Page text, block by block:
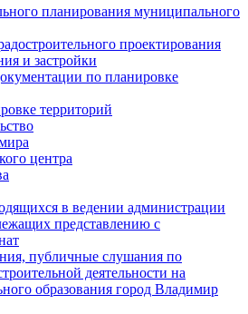
планирования муниципального
проектирования
и застройки
по планировке
территорий
центра
в ведении администрации
представлению с
публичные слушания по
деятельности на
образования город Владимир